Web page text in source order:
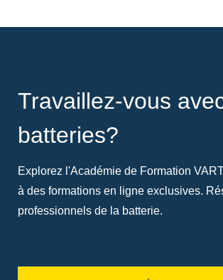
Travaillez-vous
batteries?
Explorez l'Académie de Formation
à des formations en ligne exclusives.
professionnels de la batterie.